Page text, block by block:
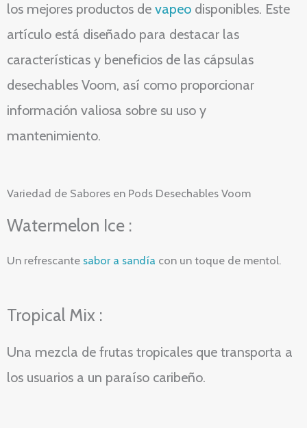
los mejores productos de vapeo disponibles. Este
artículo está diseñado para destacar las
características y beneficios de las cápsulas
desechables Voom, así como proporcionar
información valiosa sobre su uso y
mantenimiento.
Variedad de Sabores en Pods Desechables Voom
Watermelon Ice :
Un refrescante sabor a sandía con un toque de mentol.
Tropical Mix :
Una mezcla de frutas tropicales que transporta a
los usuarios a un paraíso caribeño.